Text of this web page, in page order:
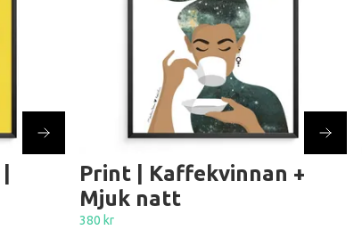
Print | Kaffekvinnan +
Mjuk natt
380 kr